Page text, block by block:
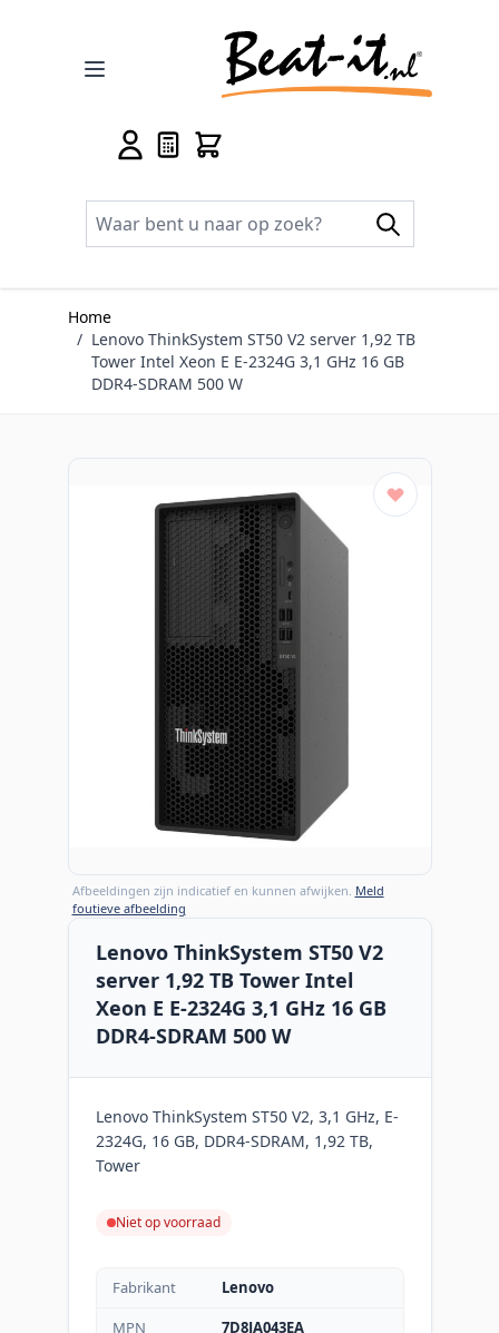
Home
/ Lenovo ThinkSystem ST50 V2 server 1,92 TB
Tower Intel Xeon E E-2324G 3,1 GHz 16 GB
DDR4-SDRAM 500 W
Afbeeldingen zijn indicatief en kunnen afwijken. Meld
foutieve afbeelding
Lenovo ThinkSystem ST50 V2
server 1,92 TB Tower Intel
Xeon E E-2324G 3,1 GHz 16 GB
DDR4-SDRAM 500 W
Lenovo ThinkSystem ST50 V2, 3,1 GHz, E-
2324G, 16 GB, DDR4-SDRAM, 1,92 TB,
Tower
Niet op voorraad
Fabrikant
Lenovo
MPN
7D8JA043EA